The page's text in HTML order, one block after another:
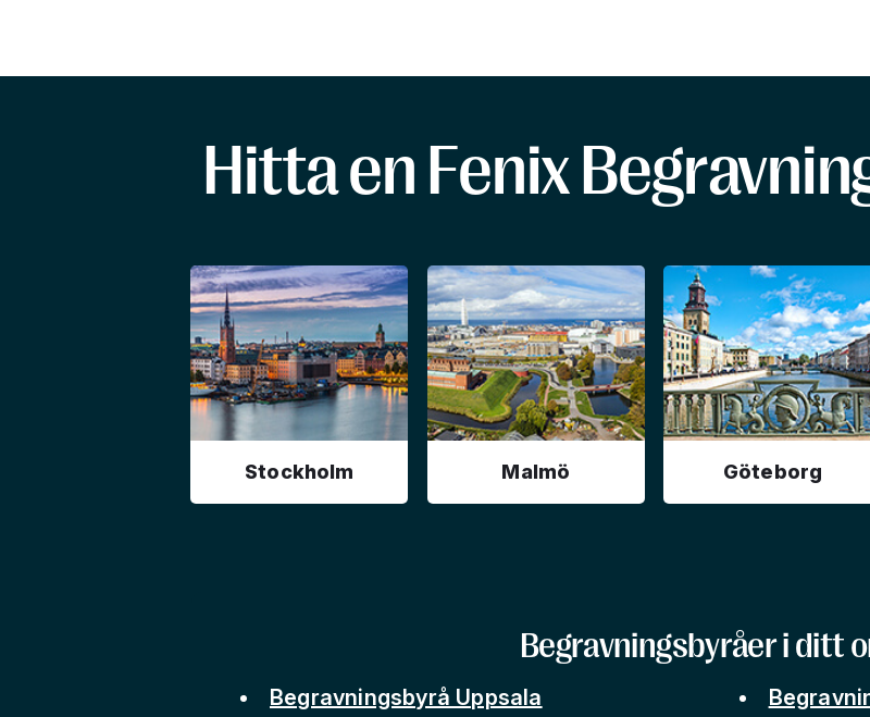
Hitta en Fenix
Stockholm Malmö Göteborg
Begravningsbyråer i ditt
Begravningsbyrå Uppsala